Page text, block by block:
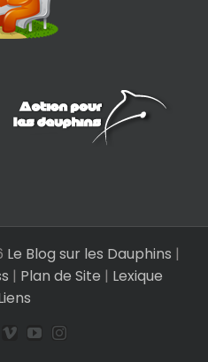
Le Blog sur les Dauphins |
| Plan de Site | Lexique
VimeoYouTubeInstagram